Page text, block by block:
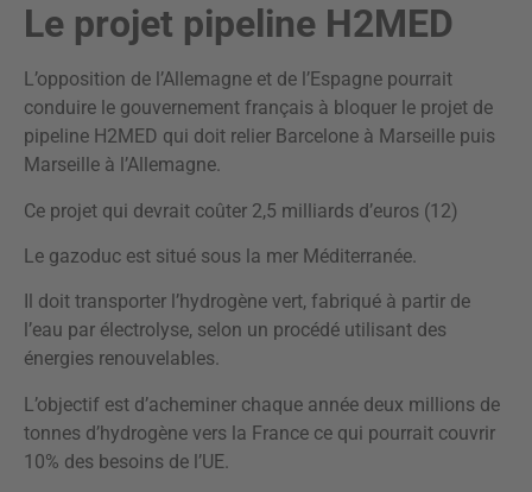
Le projet pipeline H2MED
L’opposition de l’Allemagne et de l’Espagne pourrait
conduire le gouvernement français à bloquer le projet de
pipeline H2MED qui doit relier Barcelone à Marseille puis
Marseille à l’Allemagne.
Ce projet qui devrait coûter 2,5 milliards d’euros (12)
Le gazoduc est situé sous la mer Méditerranée.
Il doit transporter l’hydrogène vert, fabriqué à partir de
l’eau par électrolyse, selon un procédé utilisant des
énergies renouvelables.
L’objectif est d’acheminer chaque année deux millions de
tonnes d’hydrogène vers la France ce qui pourrait couvrir
10% des besoins de l’UE.